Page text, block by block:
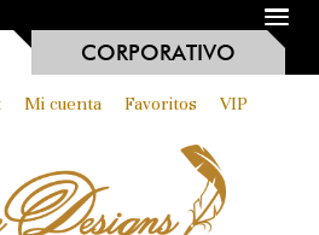
MENU
CORPORATIVO
Mi cuenta Favoritos VIP